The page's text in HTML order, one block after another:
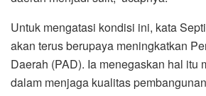
Untuk mengatasi kondisi ini, kata
akan terus berupaya meningkatkan
Daerah (PAD). Ia menegaskan hal itu
dalam menjaga kualitas